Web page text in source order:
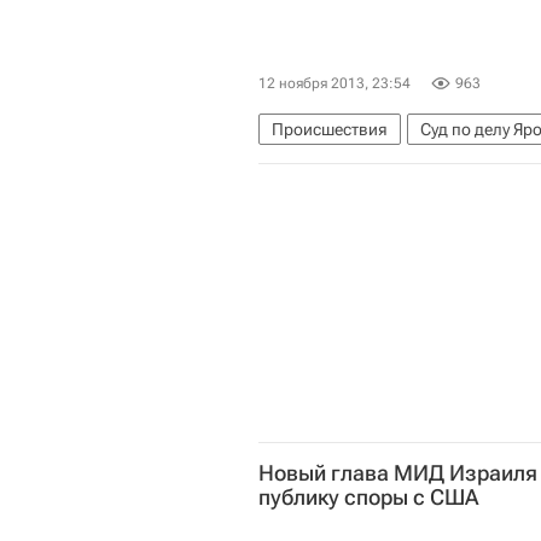
12 ноября 2013, 23:54 963
Происшествия
Суд по делу
Африка
Весь мир
Новый глава МИД Израиля
публику споры с США